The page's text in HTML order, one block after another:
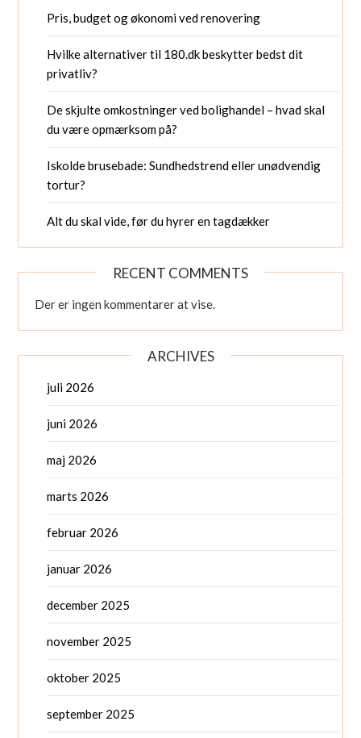
Pris, budget og økonomi ved renovering
Hvilke alternativer til 180.dk beskytter bedst dit
privatliv?
De skjulte omkostninger ved bolighandel – hvad skal
du være opmærksom på?
Iskolde brusebade: Sundhedstrend eller unødvendig
tortur?
Alt du skal vide, før du hyrer en tagdækker
RECENT COMMENTS
Der er ingen kommentarer at vise.
ARCHIVES
juli 2026
juni 2026
maj 2026
marts 2026
februar 2026
januar 2026
december 2025
november 2025
oktober 2025
september 2025